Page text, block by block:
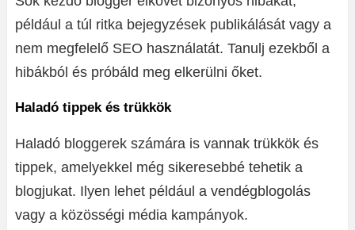
például a túl ritka bejegyzések publikálását vagy a
nem megfelelő SEO használatát. Tanulj ezekből a
hibákból és próbáld meg elkerülni őket.
Haladó tippek és trükkök
Haladó bloggerek számára is vannak trükkök és
tippek, amelyekkel még sikeresebbé tehetik a
blogjukat. Ilyen lehet például a vendégblogolás
vagy a közösségi média kampányok.